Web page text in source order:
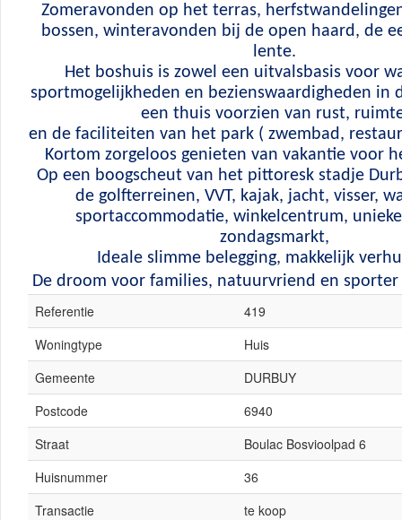
Zomeravonden op het terras,
bossen, winteravonden bij de open haard, de
lente.
Het boshuis is zowel een uitvalsbasis voor
sportmogelijkheden en bezienswaardigheden in
een thuis voorzien van rust,
en de faciliteiten van het park ( zwembad,
Kortom zorgeloos genieten van vakantie voor
Op een boogscheut van het pittoresk stadje
de golfterreinen, VVT, kajak, jacht, visser,
sportaccommodatie, winkelcentrum,
zondagsmarkt,
Ideale slimme belegging, makkelijk
De droom voor families, natuurvriend en
Referentie
419
Woningtype
Huis
Gemeente
DURBUY
Postcode
6940
Straat
Boulac Bosvioolpad 6
Huisnummer
36
Transactie
te koop